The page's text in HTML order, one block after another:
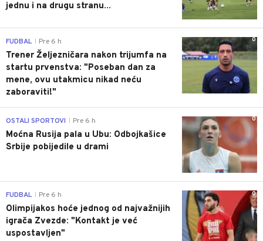
jednu i na drugu stranu...
0
FUDBAL Pre 6 h
Trener Željezničara nakon trijumfa na
startu prvenstva: "Poseban dan za
mene, ovu utakmicu nikad neću
zaboraviti!"
0
OSTALI SPORTOVI Pre 6 h
Moćna Rusija pala u Ubu: Odbojkašice
Srbije pobijedile u drami
0
FUDBAL Pre 6 h
Olimpijakos hoće jednog od najvažnijih
igrača Zvezde: "Kontakt je već
uspostavljen"